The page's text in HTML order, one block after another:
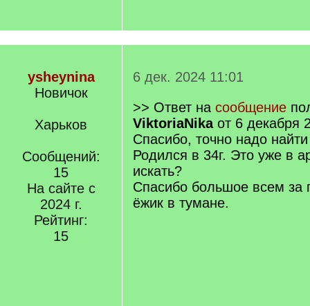
ysheynina
Новичок
Харьков
Сообщений:
15
На сайте с
2024 г.
Рейтинг:
15
6 дек. 2024 11:01
>> Ответ на сообщение
ViktoriaNikaот 6 декабря
Спасибо, точно надо
Родился в 34г. Это уже в
искать?
Спасибо большое всем за
ёжик в тумане.